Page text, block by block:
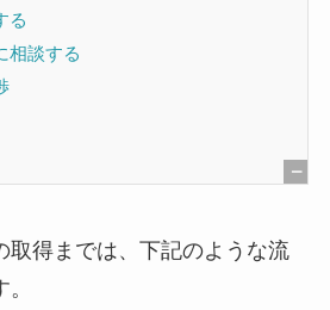
[
表
る
相談する
取得までは、下記のような流